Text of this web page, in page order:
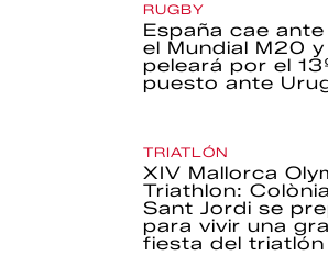
RUGBY
España cae ante
el Mundial M20 y
peleará por el
puesto ante
TRIATLÓN
XIV Mallorca
Triathlon:
Sant Jordi se
para vivir una
fiesta del triatlón